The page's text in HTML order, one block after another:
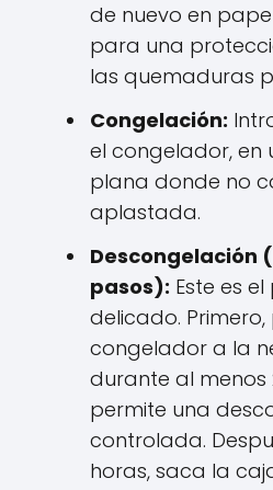
de nuevo en
para una
las quemaduras
Congelación:
el congelador, en
plana donde no
aplastada.
Descongelación
pasos): Este es
delicado.
congelador a la
durante al menos
permite una
controlada.
horas, saca la